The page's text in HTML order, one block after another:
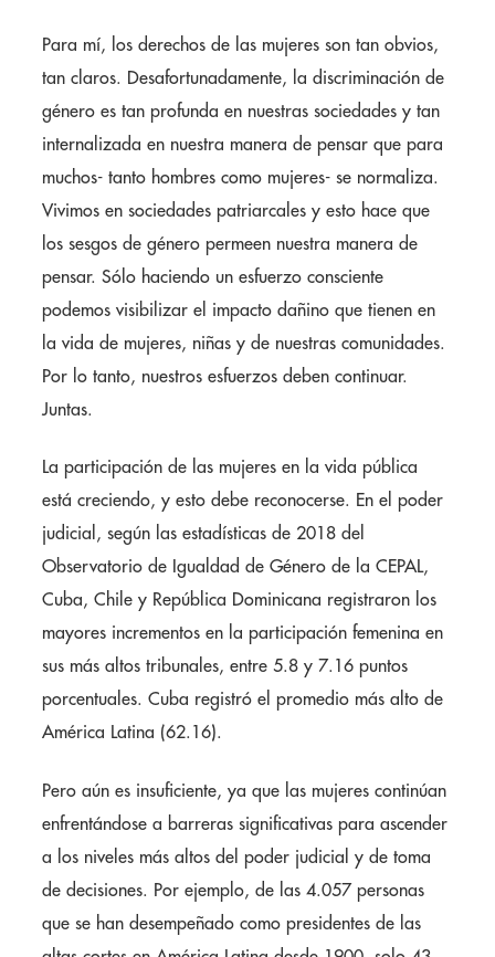
Para mí, los derechos de las mujeres son tan obvios,
tan claros. Desafortunadamente, la discriminación de
género es tan profunda en nuestras sociedades y tan
internalizada en nuestra manera de pensar que para
muchos- tanto hombres como mujeres- se normaliza.
Vivimos en sociedades patriarcales y esto hace que
los sesgos de género permeen nuestra manera de
pensar. Sólo haciendo un esfuerzo consciente
podemos visibilizar el impacto dañino que tienen en
la vida de mujeres, niñas y de nuestras comunidades.
Por lo tanto, nuestros esfuerzos deben continuar.
Juntas.
La participación de las mujeres en la vida pública
está creciendo, y esto debe reconocerse. En el poder
judicial, según las estadísticas de 2018 del
Observatorio de Igualdad de Género de la CEPAL,
Cuba, Chile y República Dominicana registraron los
mayores incrementos en la participación femenina en
sus más altos tribunales, entre 5.8 y 7.16 puntos
porcentuales. Cuba registró el promedio más alto de
América Latina (62.16).
Pero aún es insuficiente, ya que las mujeres continúan
enfrentándose a barreras significativas para ascender
a los niveles más altos del poder judicial y de toma
de decisiones. Por ejemplo, de las 4.057 personas
que se han desempeñado como presidentes de las